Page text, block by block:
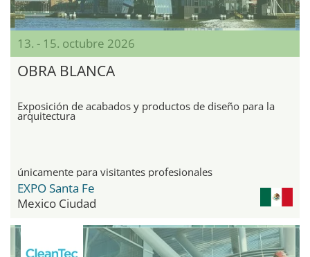
13. - 15. octubre 2026
OBRA BLANCA
Exposición de acabados y productos de diseño para la
arquitectura
únicamente para visitantes profesionales
EXPO Santa Fe
Mexico Ciudad